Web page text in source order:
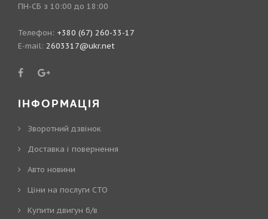
ПН-СБ з 10:00 до 18:00
Телефон: +380 (67) 260-33-17
E-mail: 2603317@ukr.net
ІНФОРМАЦІЯ
Зворотний дзвінок
Доставка і повернення
Авто новини
Ціни на послуги СТО
Купити двигун б/в